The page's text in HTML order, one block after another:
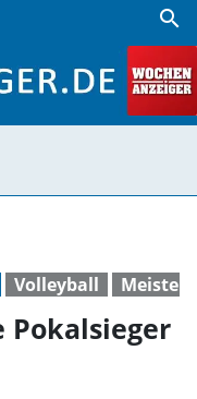
search
Volleyball
Pokalsieger